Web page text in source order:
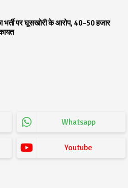
भर्ती पर घूसखोरी के आरोप, 40–50 हजार
Whatsapp
Youtube